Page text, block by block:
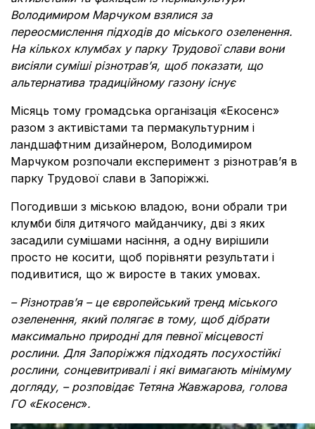
Володимиром Марчуком взялися за
переосмислення підходів до міського озеленення.
На кількох клумбах у парку Трудової слави вони
висіяли суміші різнотрав’я, щоб показати, що
альтернатива традиційному газону існує
Місяць тому громадська організація «Екосенс»
разом з активістами та пермакультурним і
ландшафтним дизайнером, Володимиром
Марчуком розпочали експеримент з різнотравʼя в
парку Трудової слави в Запоріжжі.
Погодивши з міською владою, вони обрали три
клумби біля дитячого майданчику, дві з яких
засадили сумішами насіння, а одну вирішили
просто не косити, щоб порівняти результати і
подивитися, що ж виросте в таких умовах.
– Різнотрав’я – це європейський тренд міського
озеленення, який полягає в тому, щоб дібрати
максимально природні для певної місцевості
рослини. Для Запоріжжя підходять посухостійкі
рослини, сонцевитривалі і які вимагають мінімуму
догляду, – розповідає Тетяна Жавжарова, голова
ГО «Екосенс».